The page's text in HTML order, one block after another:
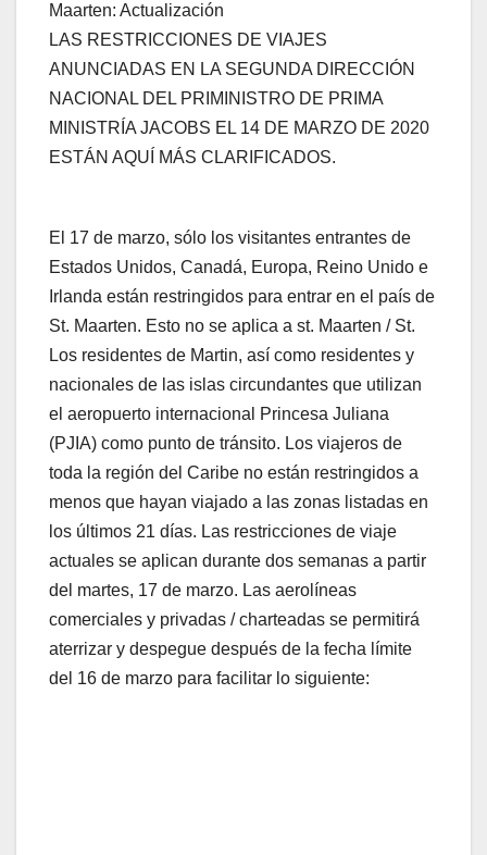
Maarten: Actualización
LAS RESTRICCIONES DE VIAJES
ANUNCIADAS EN LA SEGUNDA DIRECCIÓN
NACIONAL DEL PRIMINISTRO DE PRIMA
MINISTRÍA JACOBS EL 14 DE MARZO DE 2020
ESTÁN AQUÍ MÁS CLARIFICADOS.
El 17 de marzo, sólo los visitantes entrantes de
Estados Unidos, Canadá, Europa, Reino Unido e
Irlanda están restringidos para entrar en el país de
St. Maarten. Esto no se aplica a st. Maarten / St.
Los residentes de Martin, así como residentes y
nacionales de las islas circundantes que utilizan
el aeropuerto internacional Princesa Juliana
(PJIA) como punto de tránsito. Los viajeros de
toda la región del Caribe no están restringidos a
menos que hayan viajado a las zonas listadas en
los últimos 21 días. Las restricciones de viaje
actuales se aplican durante dos semanas a partir
del martes, 17 de marzo. Las aerolíneas
comerciales y privadas / charteadas se permitirá
aterrizar y despegue después de la fecha límite
del 16 de marzo para facilitar lo siguiente: